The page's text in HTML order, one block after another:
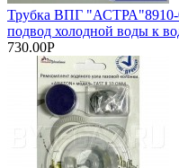
Трубка ВПГ "АСТРА"8910-
подвод холодной воды к
730.00Р